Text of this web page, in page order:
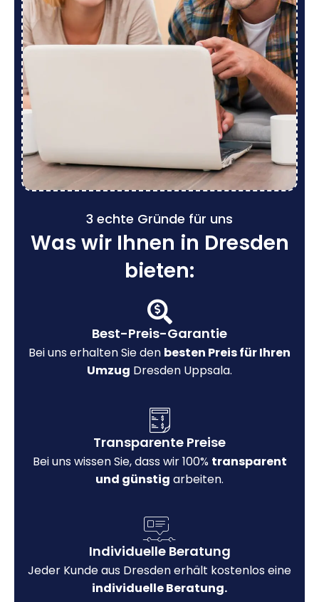
3 echte Gründe für uns
Was wir Ihnen in Dresden
bieten:
Best-Preis-Garantie
Bei uns erhalten Sie den besten Preis für Ihren
Umzug Dresden Uppsala.
Transparente Preise
Bei uns wissen Sie, dass wir 100% transparent
und günstig arbeiten.
Individuelle Beratung
Jeder Kunde aus Dresden erhält kostenlos eine
individuelle Beratung.